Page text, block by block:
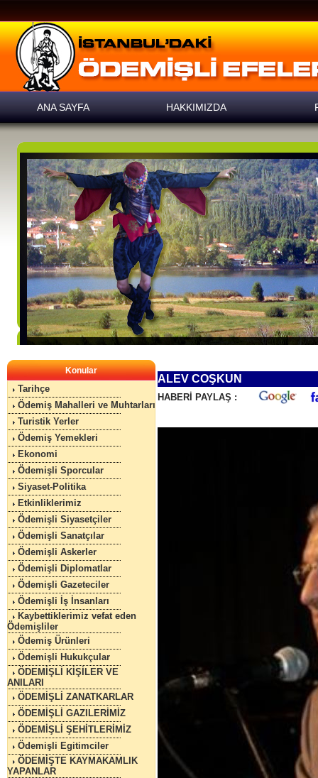
ANA SAYFA HAKKIMIZDA
Konular
Tarihçe
Ödemiş Mahalleri ve Muhtarları
Turistik Yerler
Ödemiş Yemekleri
Ekonomi
Ödemişli Sporcular
Siyaset-Politika
Etkinliklerimiz
Ödemişli Siyasetçiler
Ödemişli Sanatçılar
Ödemişli Askerler
Ödemişli Diplomatlar
Ödemişli Gazeteciler
Ödemişli İş İnsanları
Kaybettiklerimiz vefat eden
Ödemişliler
Ödemiş Ürünleri
Ödemişli Hukukçular
ÖDEMİŞLİ KİŞİLER VE
ANILARI
ÖDEMİŞLİ ZANATKARLAR
ÖDEMİŞLİ GAZILERİMİZ
ÖDEMİŞLİ ŞEHİTLERİMİZ
Ödemişli Egitimciler
ÖDEMİŞTE KAYMAKAMLIK
YAPANLAR
ALEV COŞKUN
HABERİ PAYLAŞ :